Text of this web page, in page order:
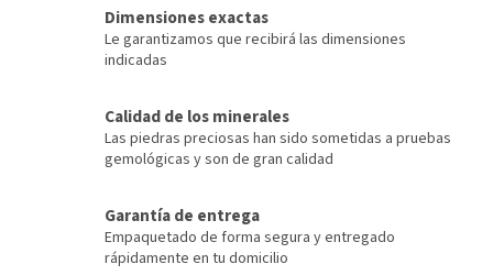
e
l
a
d
o
Dimensiones exactas
Le garantizamos que recibirá las dimensiones
indicadas
Calidad de los minerales
Las piedras preciosas han sido sometidas a pruebas
gemológicas y son de gran calidad
Garantía de entrega
Empaquetado de forma segura y entregado
rápidamente en tu domicilio